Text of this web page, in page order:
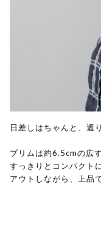
日差しはちゃんと、遮
プリムは約6.5cmの広
すっきりとコンパクト
アウトしながら、上品